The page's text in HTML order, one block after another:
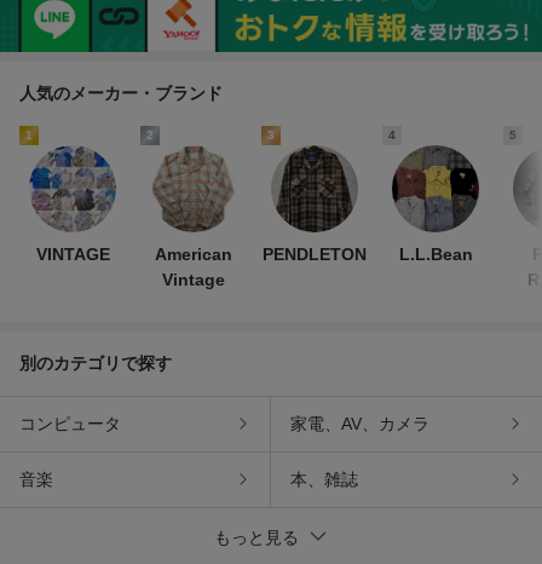
ジ メンズ
テージ レア
人気のメーカー・ブランド
1
VINTAGE
2
American
Vintage
3
PENDLETON
4
L.L.Bean
5
別のカテゴリで探す
コンピュータ 家電、AV、カメラ
音楽 本、雑誌
もっと見る